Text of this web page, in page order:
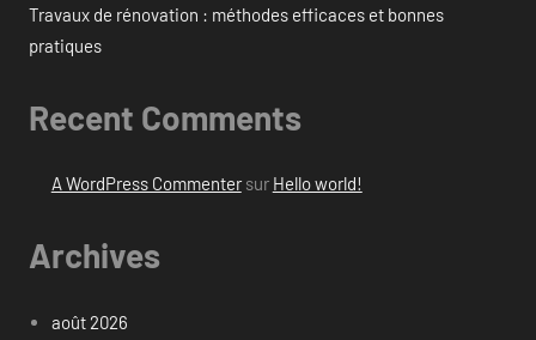
Travaux de rénovation : méthodes efficaces et bonnes
pratiques
Recent Comments
A WordPress Commentersur Hello world!
Archives
août 2026